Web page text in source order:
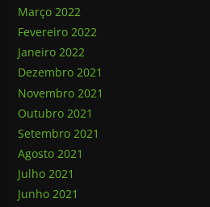
Março 2022
Fevereiro 2022
Janeiro 2022
Dezembro 2021
Novembro 2021
Outubro 2021
Setembro 2021
Agosto 2021
Julho 2021
Junho 2021